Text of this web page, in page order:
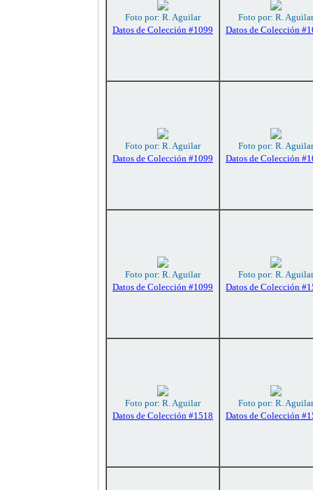
Foto por: R. Aguilar
Datos de Colección #1099
Foto por: R. Aguilar
Datos de Colección
Foto por: R. Aguilar
Datos de Colección #1099
Foto por: R. Aguilar
Datos de Colección
Foto por: R. Aguilar
Datos de Colección #1099
Foto por: R. Aguilar
Datos de Colección
Foto por: R. Aguilar
Datos de Colección #1518
Foto por: R. Aguilar
Datos de Colección